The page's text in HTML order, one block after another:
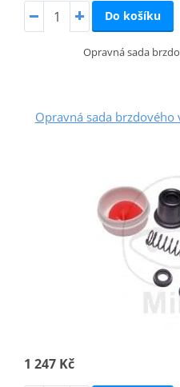
Do košíku
Opravná sada
Opravná sada brzdového
1 247 Kč